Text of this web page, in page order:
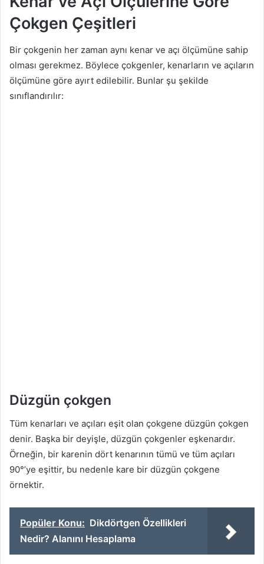
Çokgen Çeşitleri
Bir çokgenin her zaman aynı kenar ve açı ölçümüne sahip
olması gerekmez. Böylece çokgenler, kenarların ve açıların
ölçümüne göre ayırt edilebilir. Bunlar şu şekilde
sınıflandırılır:
Düzgün çokgen
Tüm kenarları ve açıları eşit olan çokgene düzgün çokgen
denir. Başka bir deyişle, düzgün çokgenler eşkenardır.
Örneğin, bir karenin dört kenarının tümü ve tüm açıları
90°’ye eşittir, bu nedenle kare bir düzgün çokgene
örnektir.
Popüler Konu: Dikdörtgen Özellikleri
Nedir? Alanını Hesaplama